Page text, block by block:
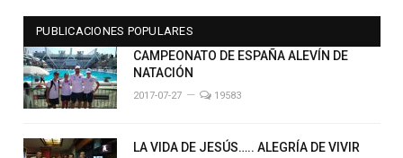
PUBLICACIONES POPULARES
CAMPEONATO DE ESPAÑA ALEVÍN DE
NATACIÓN
2017-07-27 19583
LA VIDA DE JESÚS….. ALEGRÍA DE VIVIR